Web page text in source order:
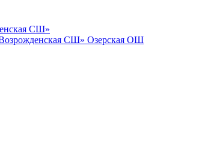
СШ»
СШ» Озерская ОШ